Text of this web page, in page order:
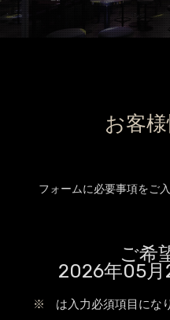
お客
フォームに必要事項をご
ご希
2026年05
※ は入力必須項目にな